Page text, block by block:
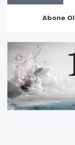
Abone Ol